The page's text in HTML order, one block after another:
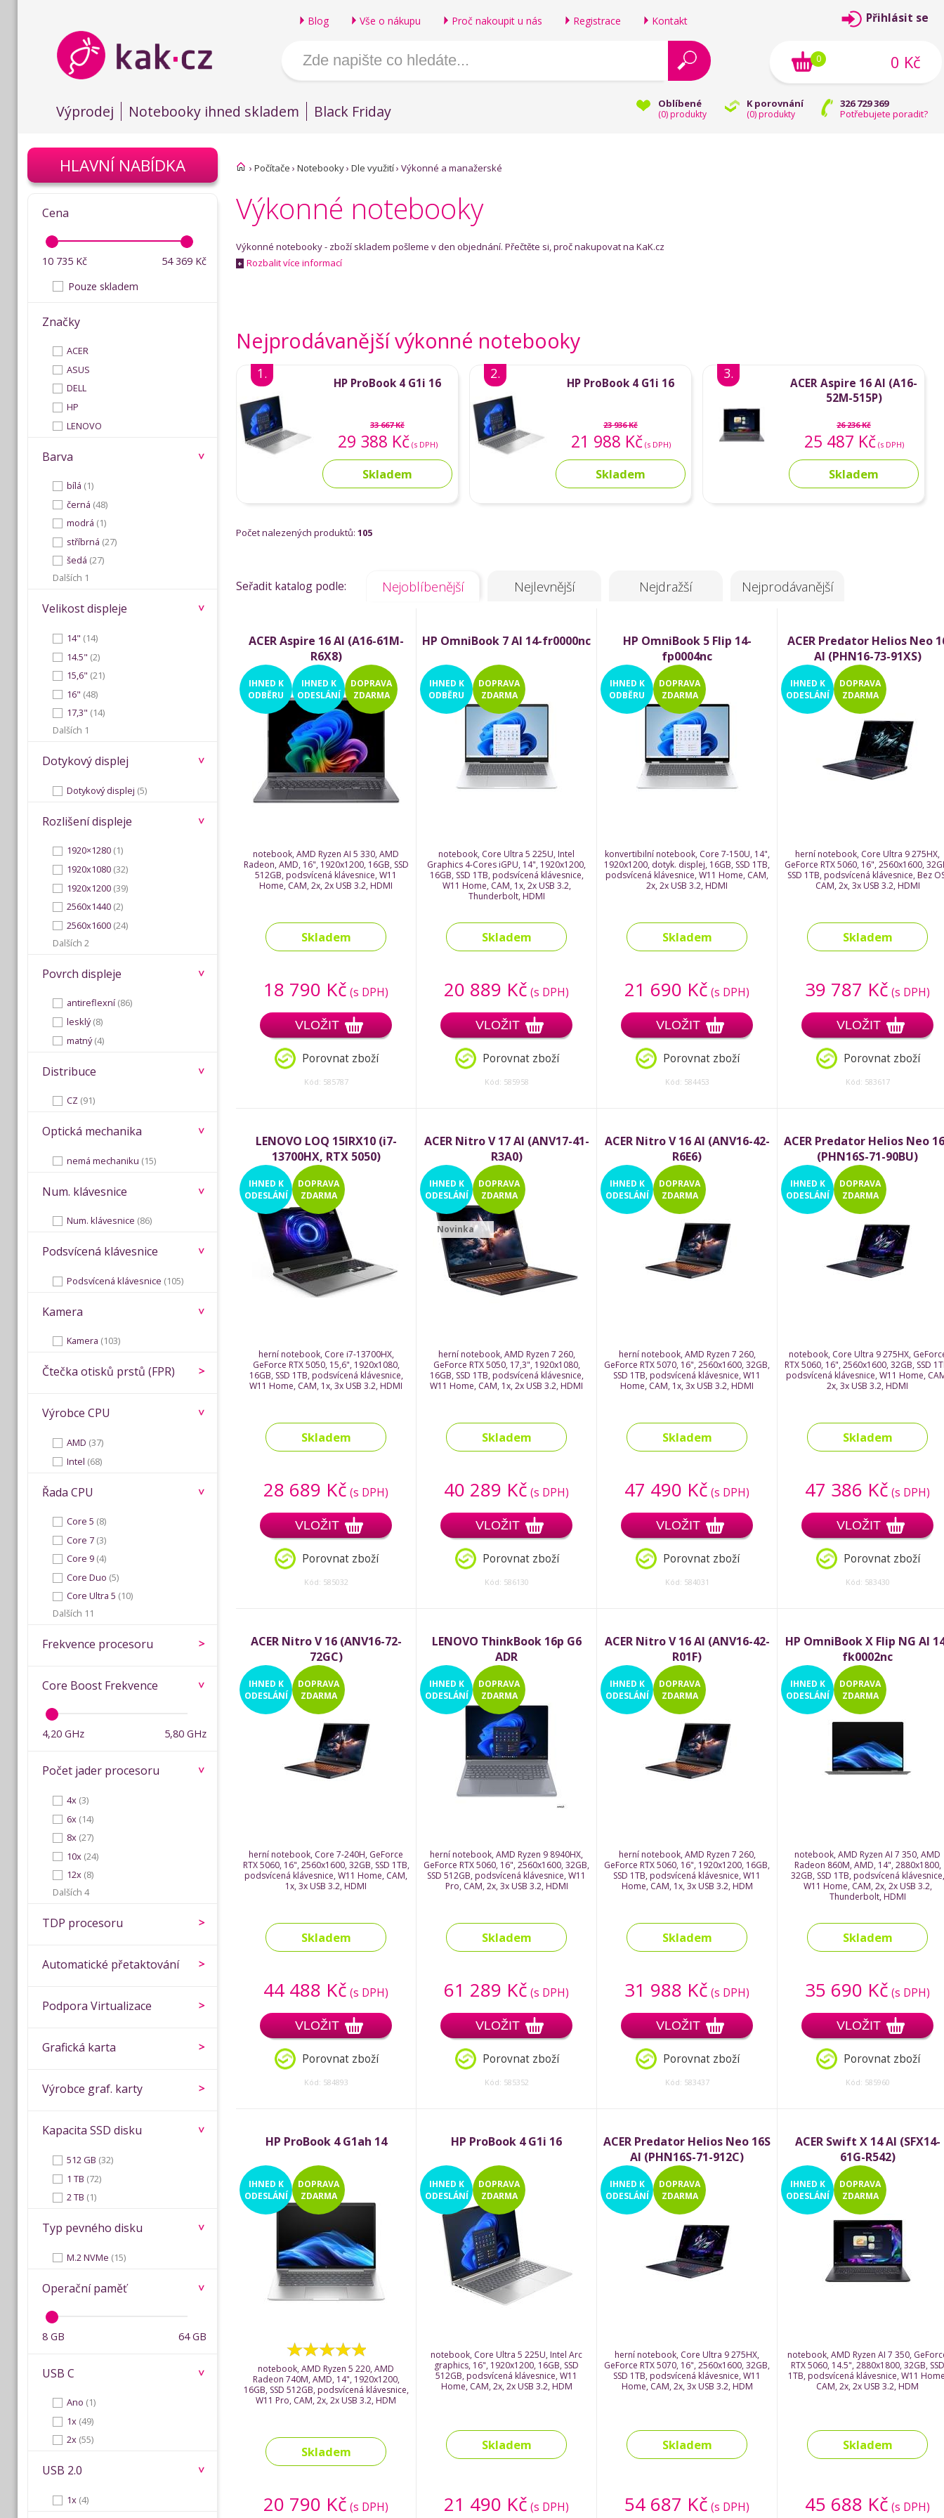
Blog Vše o nákupu Proč nakoupit u nás Registrace Kontakt
Oblíbené
(0) produkty
K porovnání
(0) produkty
326 729 369
Potřebujete poradit?
Výprodej Notebooky ihned skladem Black Friday
Přihlásit se
0 Kč
0
› Počítače › Notebooky› Dle využití› Výkonné a manažerské
Výkonné notebooky
Výkonné notebooky - zboží skladem pošleme v den objednání. Přečtěte si, proč nakupovat na KaK.cz
+ Rozbalit více informací
Nejprodávanější výkonné notebooky
1.
HP ProBook 4 G1i 16
33 667 Kč
29 388 Kč(s DPH)
Skladem
2.
HP ProBook 4 G1i 16
23 936 Kč
21 988 Kč(s DPH)
Skladem
3.
ACER Aspire 16 AI (A16-
52M-515P)
26 236 Kč
25 487 Kč(s DPH)
Skladem
Počet nalezených produktů: 105
Seřadit katalog podle: Nejoblíbenější Nejlevnější Nejdražší Nejprodávanější
ACER Aspire 16 AI (A16-61M-
R6X8)
notebook, AMD Ryzen AI 5 330, AMD
Radeon, AMD, 16", 1920x1200, 16GB, SSD
512GB, podsvícená klávesnice, W11
Home, CAM, 2x, 2x USB 3.2, HDMI
IHNED K
ODBĚRU
IHNED K
ODESLÁNÍ
DOPRAVA
ZDARMA
Skladem
18 790 Kč (s DPH)
VLOŽIT
Porovnat zboží
Kód: 585787
HP OmniBook 7 AI 14-fr0000nc
notebook, Core Ultra 5 225U, Intel
Graphics 4-Cores iGPU, 14", 1920x1200,
16GB, SSD 1TB, podsvícená klávesnice,
W11 Home, CAM, 1x, 2x USB 3.2,
Thunderbolt, HDMI
IHNED K
ODBĚRU
DOPRAVA
ZDARMA
Skladem
20 889 Kč (s DPH)
VLOŽIT
Porovnat zboží
Kód: 585958
HP OmniBook 5 Flip 14-
fp0004nc
konvertibilní notebook, Core 7-150U, 14",
1920x1200, dotyk. displej, 16GB, SSD 1TB,
podsvícená klávesnice, W11 Home, CAM,
2x, 2x USB 3.2, HDMI
IHNED K
ODBĚRU
DOPRAVA
ZDARMA
Skladem
21 690 Kč (s DPH)
VLOŽIT
Porovnat zboží
Kód: 584453
ACER Predator Helios Neo
AI (PHN16-73-91XS)
herní notebook, Core Ultra 9 275HX,
GeForce RTX 5060, 16", 2560x1600,
SSD 1TB, podsvícená klávesnice, Bez
CAM, 2x, 3x USB 3.2, HDMI
IHNED K
ODESLÁNÍ
DOPRAVA
ZDARMA
Skladem
39 787 Kč (s DPH)
VLOŽIT
Porovnat zboží
Kód: 583617
LENOVO LOQ 15IRX10 (i7-
13700HX, RTX 5050)
herní notebook, Core i7-13700HX,
GeForce RTX 5050, 15,6", 1920x1080,
16GB, SSD 1TB, podsvícená klávesnice,
W11 Home, CAM, 1x, 3x USB 3.2, HDMI
IHNED K
ODESLÁNÍ
DOPRAVA
ZDARMA
Skladem
28 689 Kč (s DPH)
VLOŽIT
Porovnat zboží
Kód: 585032
ACER Nitro V 17 AI (ANV17-41-
R3A0)
herní notebook, AMD Ryzen 7 260,
GeForce RTX 5050, 17,3", 1920x1080,
16GB, SSD 1TB, podsvícená klávesnice,
W11 Home, CAM, 1x, 2x USB 3.2, HDMI
Novinka
IHNED K
ODESLÁNÍ
DOPRAVA
ZDARMA
Skladem
40 289 Kč (s DPH)
VLOŽIT
Porovnat zboží
Kód: 586130
ACER Nitro V 16 AI (ANV16-42-
R6E6)
herní notebook, AMD Ryzen 7 260,
GeForce RTX 5070, 16", 2560x1600, 32GB,
SSD 1TB, podsvícená klávesnice, W11
Home, CAM, 1x, 3x USB 3.2, HDMI
IHNED K
ODESLÁNÍ
DOPRAVA
ZDARMA
Skladem
47 490 Kč (s DPH)
VLOŽIT
Porovnat zboží
Kód: 584031
ACER Predator Helios Neo
(PHN16S-71-90BU)
notebook, Core Ultra 9 275HX,
RTX 5060, 16", 2560x1600, 32GB, SSD
podsvícená klávesnice, W11 Home,
2x, 3x USB 3.2, HDMI
IHNED K
ODESLÁNÍ
DOPRAVA
ZDARMA
Skladem
47 386 Kč (s DPH)
VLOŽIT
Porovnat zboží
Kód: 583430
ACER Nitro V 16 (ANV16-72-
72GC)
herní notebook, Core 7-240H, GeForce
RTX 5060, 16", 2560x1600, 32GB, SSD 1TB,
podsvícená klávesnice, W11 Home, CAM,
1x, 3x USB 3.2, HDMI
IHNED K
ODESLÁNÍ
DOPRAVA
ZDARMA
Skladem
44 488 Kč (s DPH)
VLOŽIT
Porovnat zboží
Kód: 584893
LENOVO ThinkBook 16p G6
ADR
herní notebook, AMD Ryzen 9 8940HX,
GeForce RTX 5060, 16", 2560x1600, 32GB,
SSD 512GB, podsvícená klávesnice, W11
Pro, CAM, 2x, 3x USB 3.2, HDMI
IHNED K
ODESLÁNÍ
DOPRAVA
ZDARMA
Skladem
61 289 Kč (s DPH)
VLOŽIT
Porovnat zboží
Kód: 585352
ACER Nitro V 16 AI (ANV16-42-
R01F)
herní notebook, AMD Ryzen 7 260,
GeForce RTX 5060, 16", 1920x1200, 16GB,
SSD 1TB, podsvícená klávesnice, W11
Home, CAM, 1x, 3x USB 3.2, HDM
IHNED K
ODESLÁNÍ
DOPRAVA
ZDARMA
Skladem
31 988 Kč (s DPH)
VLOŽIT
Porovnat zboží
Kód: 583437
HP OmniBook X Flip NG AI
fk0002nc
notebook, AMD Ryzen AI 7 350, AMD
Radeon 860M, AMD, 14", 2880x1800,
32GB, SSD 1TB, podsvícená klávesnice,
W11 Home, CAM, 2x, 2x USB 3.2,
Thunderbolt, HDMI
IHNED K
ODESLÁNÍ
DOPRAVA
ZDARMA
Skladem
35 690 Kč (s DPH)
VLOŽIT
Porovnat zboží
Kód: 585960
HP ProBook 4 G1ah 14
notebook, AMD Ryzen 5 220, AMD
Radeon 740M, AMD, 14", 1920x1200,
16GB, SSD 512GB, podsvícená klávesnice,
W11 Pro, CAM, 2x, 2x USB 3.2, HDM
IHNED K
ODESLÁNÍ
DOPRAVA
ZDARMA
Skladem
20 790 Kč (s DPH)
HP ProBook 4 G1i 16
notebook, Core Ultra 5 225U, Intel Arc
graphics, 16", 1920x1200, 16GB, SSD
512GB, podsvícená klávesnice, W11
Home, CAM, 2x, 2x USB 3.2, HDM
IHNED K
ODESLÁNÍ
DOPRAVA
ZDARMA
Skladem
21 490 Kč (s DPH)
ACER Predator Helios Neo 16S
AI (PHN16S-71-912C)
herní notebook, Core Ultra 9 275HX,
GeForce RTX 5070, 16", 2560x1600, 32GB,
SSD 1TB, podsvícená klávesnice, W11
Home, CAM, 2x, 3x USB 3.2, HDM
IHNED K
ODESLÁNÍ
DOPRAVA
ZDARMA
Skladem
54 687 Kč (s DPH)
ACER Swift X 14 AI (SFX14-
61G-R542)
notebook, AMD Ryzen AI 7 350,
RTX 5060, 14.5", 2880x1800, 32GB, SSD
1TB, podsvícená klávesnice, W11
CAM, 2x, 2x USB 3.2, HDM
IHNED K
ODESLÁNÍ
DOPRAVA
ZDARMA
Skladem
45 688 Kč (s DPH)
HLAVNÍ NABÍDKA
Cena
10 735 Kč 54 369 Kč
Pouze skladem
Značky
ACER
ASUS
DELL
HP
LENOVO
Barva
bílá (1)
černá (48)
modrá (1)
stříbrná (27)
šedá (27)
Dalších 1
Velikost displeje
14" (14)
14.5" (2)
15,6" (21)
16" (48)
17,3" (14)
Dalších 1
Dotykový displej
Dotykový displej (5)
Rozlišení displeje
1920×1280 (1)
1920x1080 (32)
1920x1200 (39)
2560x1440 (2)
2560x1600 (24)
Dalších 2
Povrch displeje
antireflexní (86)
lesklý(8)
matný(4)
Distribuce
CZ (91)
Optická mechanika
nemá mechaniku (15)
Num. klávesnice
Num. klávesnice (86)
Podsvícená klávesnice
Podsvícená klávesnice (105)
Kamera
Kamera (103)
Čtečka otisků prstů (FPR)
Výrobce CPU
AMD (37)
Intel (68)
Řada CPU
Core 5 (8)
Core 7 (3)
Core 9 (4)
Core Duo (5)
Core Ultra 5 (10)
Dalších 11
Frekvence procesoru
Core Boost Frekvence
4,20 GHz 5,80 GHz
Počet jader procesoru
4x (3)
6x (14)
8x (27)
10x (24)
12x (8)
Dalších 4
TDP procesoru
Automatické přetaktování
Podpora Virtualizace
Grafická karta
Výrobce graf. karty
Kapacita SSD disku
512 GB (32)
1 TB (72)
2 TB (1)
Typ pevného disku
M.2 NVMe (15)
Operační paměť
8 GB 64 GB
USB C
Ano (1)
1x (49)
2x (55)
USB 2.0
1x (4)